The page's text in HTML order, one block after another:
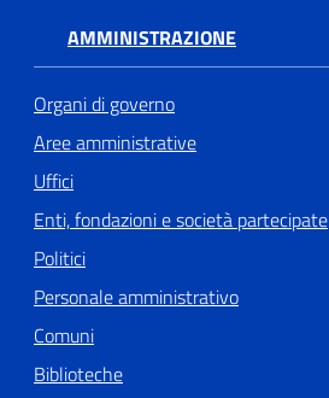
AMMINISTRAZIONE
Organi di governo
Aree amministrative
Uffici
Enti, fondazioni e società partecipate
Politici
Personale amministrativo
Comuni
Biblioteche